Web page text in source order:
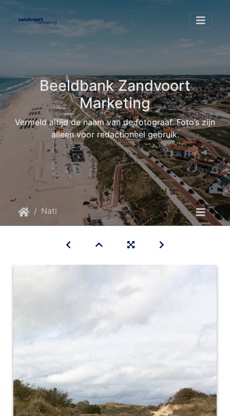
Beeldbank Zandvoort
Marketing
Vermeld altijd de naam van de fotograaf. Foto’s zijn
alleen voor redactioneel gebruik.
Nationaal Park Zuid-Kennemerland NPZK-Noordduinen-PH-10